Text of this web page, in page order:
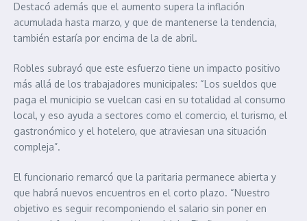
Destacó además que el aumento supera la inflación
acumulada hasta marzo, y que de mantenerse la tendencia,
también estaría por encima de la de abril.
Robles subrayó que este esfuerzo tiene un impacto positivo
más allá de los trabajadores municipales: “Los sueldos que
paga el municipio se vuelcan casi en su totalidad al consumo
local, y eso ayuda a sectores como el comercio, el turismo, el
gastronómico y el hotelero, que atraviesan una situación
compleja”.
El funcionario remarcó que la paritaria permanece abierta y
que habrá nuevos encuentros en el corto plazo. “Nuestro
objetivo es seguir recomponiendo el salario sin poner en